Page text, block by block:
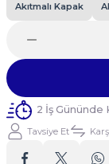
Akıtmalı Kapak
2 İş Gününde
Tavsiye Et